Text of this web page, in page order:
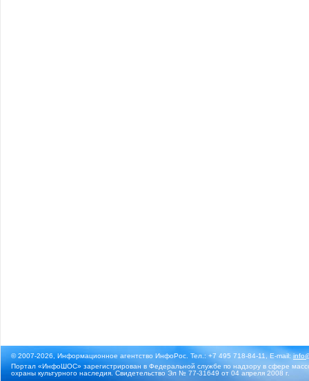
© 2007-2026, Информационное агентство ИнфоРос. Тел.: +7 495 718-84-11, E-mail:
Портал «ИнфоШОС» зарегистрирован в Федеральной службе по надзору в сфере
охраны культурного наследия. Свидетельство Эл № 77-31649 от 04 апреля 2008 г.